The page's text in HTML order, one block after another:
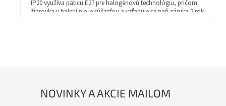
IP20 využíva päticu E27 pre halogénovú technológiu, pričom
žiarovka v balení nie je súčasťou a vzťahuje sa naň záruka 2 rok.
NOVINKY A AKCIE MAILOM